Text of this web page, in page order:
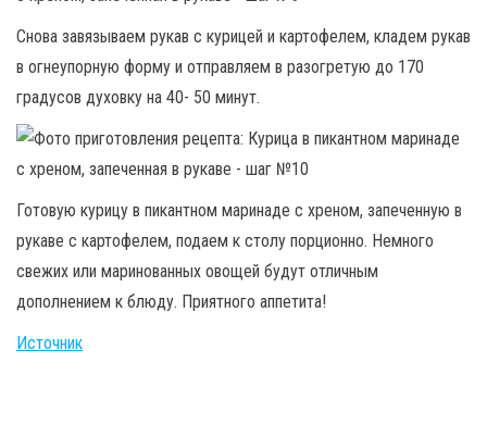
Снова завязываем рукав с курицей и картофелем, кладем рукав
в огнеупорную форму и отправляем в разогретую до 170
градусов духовку на 40- 50 минут.
Готовую курицу в пикантном маринаде с хреном, запеченную в
рукаве с картофелем, подаем к столу порционно. Немного
свежих или маринованных овощей будут отличным
дополнением к блюду. Приятного аппетита!
Источник